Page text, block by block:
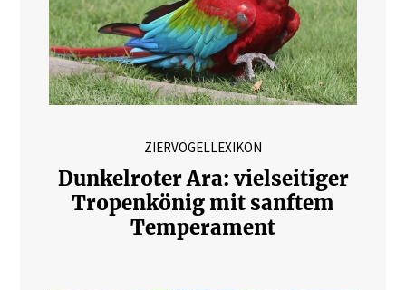
ZIERVOGELLEXIKON
Dunkelroter Ara: vielseitiger
Tropenkönig mit sanftem
Temperament